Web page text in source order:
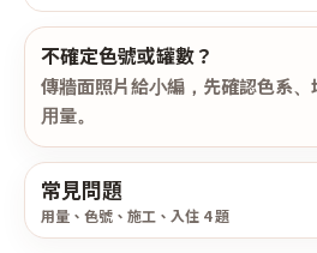
不確定色號或罐數？
傳牆面照片給小編，先確認色系、
用量。
常見問題
用量、色號、施工、入住 4 題